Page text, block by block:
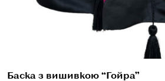
Баска з вишивкою “Гойра”